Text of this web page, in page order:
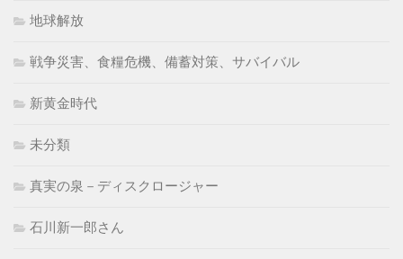
地球解放
戦争災害、食糧危機、備蓄対策、サバイバル
新黄金時代
未分類
真実の泉－ディスクロージャー
石川新一郎さん